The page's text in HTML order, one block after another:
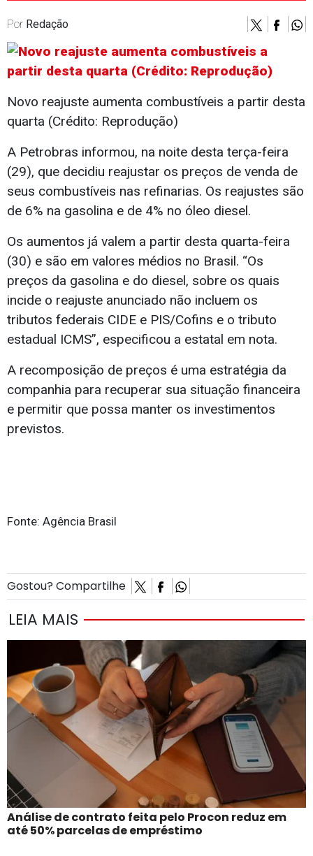
Por Redação
Novo reajuste aumenta combustíveis a partir desta
quarta (Crédito: Reprodução)
A Petrobras informou, na noite desta terça-feira
(29), que decidiu reajustar os preços de venda de
seus combustíveis nas refinarias. Os reajustes são
de 6% na gasolina e de 4% no óleo diesel.
Os aumentos já valem a partir desta quarta-feira
(30) e são em valores médios no Brasil. “Os
preços da gasolina e do diesel, sobre os quais
incide o reajuste anunciado não incluem os
tributos federais CIDE e PIS/Cofins e o tributo
estadual ICMS”, especificou a estatal em nota.
A recomposição de preços é uma estratégia da
companhia para recuperar sua situação financeira
e permitir que possa manter os investimentos
previstos.
Fonte: Agência Brasil
Gostou? Compartilhe
LEIA MAIS
Análise de contrato feita pelo Procon reduz em
até 50% parcelas de empréstimo